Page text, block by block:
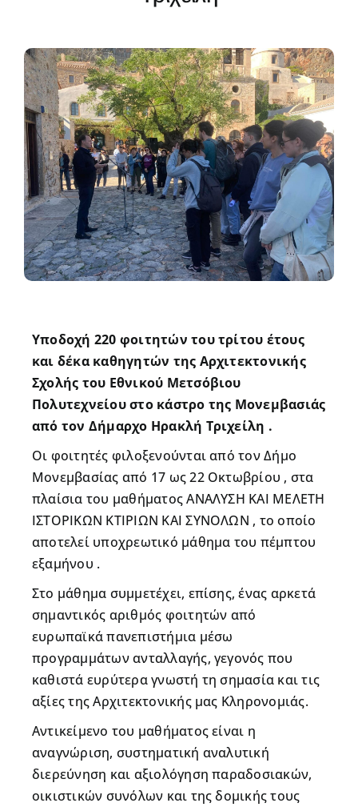
2024-28
Νέα
Υποδοχή 220 φοιτητών του τρίτου έτους
και δέκα καθηγητών της Αρχιτεκτονικής
Σχολής του Εθνικού Μετσόβιου
Πολυτεχνείου στο κάστρο της Μονεμβασιάς
από τον Δήμαρχο Ηρακλή Τριχείλη .
Οι φοιτητές φιλοξενούνται από τον Δήμο
Μονεμβασίας από 17 ως 22 Οκτωβρίου , στα
πλαίσια του μαθήματος ΑΝΑΛΥΣΗ ΚΑΙ ΜΕΛΕΤΗ
ΙΣΤΟΡΙΚΩΝ ΚΤΙΡΙΩΝ ΚΑΙ ΣΥΝΟΛΩΝ , το οποίο
αποτελεί υποχρεωτικό μάθημα του πέμπτου
εξαμήνου .
Στο μάθημα συμμετέχει, επίσης, ένας αρκετά
σημαντικός αριθμός φοιτητών από
ευρωπαϊκά πανεπιστήμια μέσω
προγραμμάτων ανταλλαγής, γεγονός που
καθιστά ευρύτερα γνωστή τη σημασία και τις
αξίες της Αρχιτεκτονικής μας Κληρονομιάς.
Αντικείμενο του μαθήματος είναι η
αναγνώριση, συστηματική αναλυτική
διερεύνηση και αξιολόγηση παραδοσιακών,
οικιστικών συνόλων και της δομικής τους